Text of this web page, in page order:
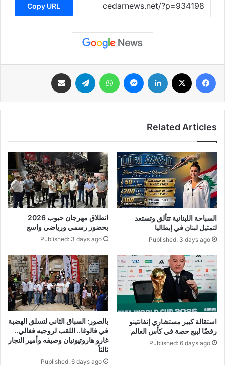
Copy URL
فيسبوك لينكدإن ماسنجر واتساب تيلقرام
Related Articles
السباحة اللبنانية تتألق وتستعد
لتمثيل لبنان في إيطاليا
Published: 3 days ago
انطلاق مهرجان حبوب 2026
بحضور رسمي ورياضي واسع
Published: 3 days ago
استقالة كبير مستشاري إنفانتينو
رفضًا لبيع حصة في كأس العالم
Published: 6 days ago
بالصور: السباق الثاني لتسلق الهضبة
في فالوغا.. اللقب لروجيه فغالي..
غارو هاروتيونيان وصيفه وأمير النجار
ثالثاً
Published: 6 days ago